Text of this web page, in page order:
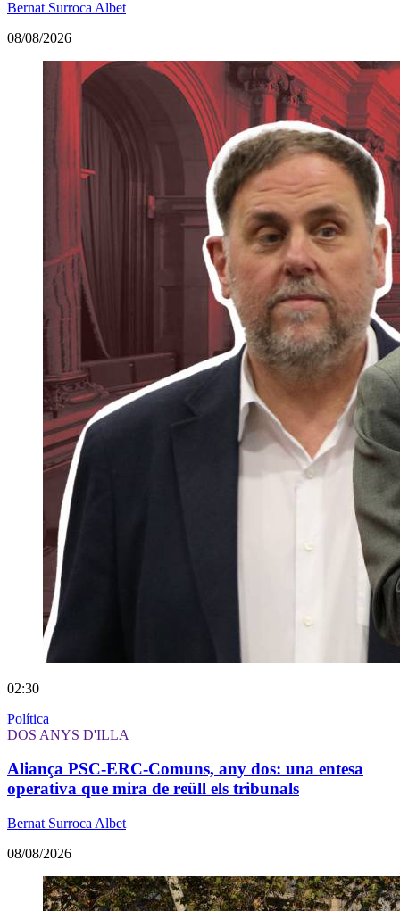
Bernat Surroca Albet
08/08/2026
02:30
Política
DOS ANYS D'ILLA
Aliança PSC-ERC-Comuns, any dos: una entesa
operativa que mira de reüll els tribunals
Bernat Surroca Albet
08/08/2026